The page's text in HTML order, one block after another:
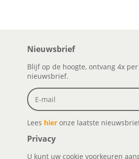
Nieuwsbrief
Blijf op de hoogte, ontvang 4x
nieuwsbrief.
Lees hier onze laatste
Privacy
U kunt uw cookie voorkeuren